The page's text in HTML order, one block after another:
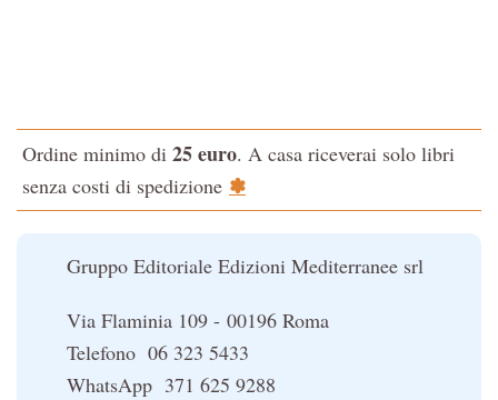
La Cabala
Il potere del serpente
Ordine minimo di 25 euro. A casa riceverai solo libri
senza costi di spedizione ✽
Gruppo Editoriale Edizioni Mediterranee srl
Via Flaminia 109 - 00196 Roma
Telefono 06 323 5433
WhatsApp 371 625 9288